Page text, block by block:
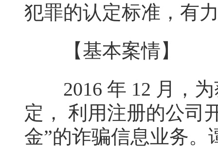
犯罪的认定标准，有
【基本案情】
2016 年 12 月，为
定， 利用注册的公司
金”的诈骗信息业务